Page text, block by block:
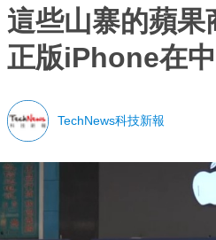
這些山寨的蘋果
正版iPhone在
TechNews科技新報